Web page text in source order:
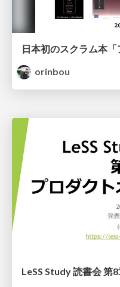
orinbou
LeSS Study 読書会 第